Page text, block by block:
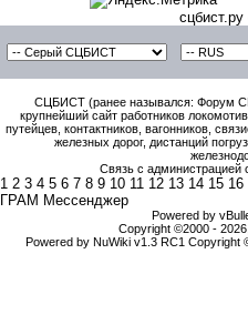
СЦБИСТ (ранее назывался: Форум
крупнейший сайт работников
путейцев, контактников, вагонников,
железных дорог, дистанций
Связь с администрацией
1 2 3 4 5 6 7 8 9 10 11 12 13 14 15 16
ГРАМ Мессенджер
Powered by
Copyright ©2000 -
Powered by NuWiki v1.3 RC1